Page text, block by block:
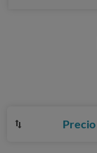
Precio